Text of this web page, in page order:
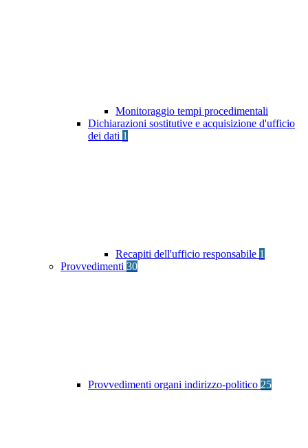
Monitoraggio tempi procedimentali
Dichiarazioni sostitutive e acquisizione d'ufficio
dei dati 1
Recapiti dell'ufficio responsabile 1
Provvedimenti 30
Provvedimenti organi indirizzo-politico 25